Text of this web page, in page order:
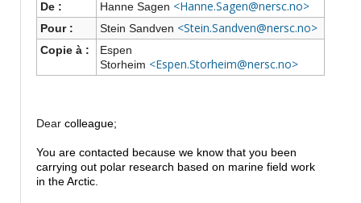
De :
Hanne Sagen <Hanne.Sagen@nersc.no>
Pour : Stein Sandven <Stein.Sandven@nersc.no>
Copie à :
Espen
Storheim <Espen.Storheim@nersc.no>
Dear colleague;
You are contacted because we know that you been
carrying out polar research based on marine field work
in the Arctic.